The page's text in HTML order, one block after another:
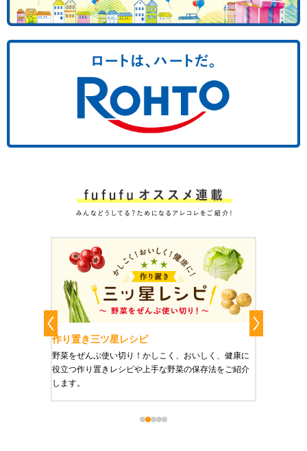
作り置き三ツ星レシピ
野菜をぜんぶ使い切り！かしこく、おいしく、健康に
役立つ作り置きレシピや上手な野菜の保存法をご紹介
します。